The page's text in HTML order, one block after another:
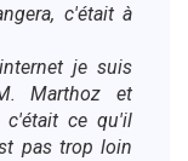
c'était à
je suis
Marthoz et
c'était ce qu'il
pas trop loin